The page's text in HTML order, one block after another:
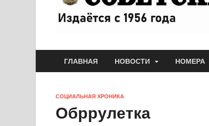
ГЛАВНАЯ НОВОСТИ НОМЕРА
СОЦИАЛЬНАЯ ХРОНИКА
Обррулетка